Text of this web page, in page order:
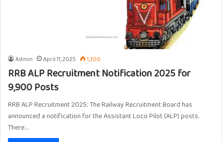
Admin April 11, 2025 1,300
RRB ALP Recruitment Notification 2025 for
9,900 Posts
RRB ALP Recruitment 2025: The Railway Recruitment Board has
announced a notification for the Assistant Loco Pilot (ALP) posts.
There…